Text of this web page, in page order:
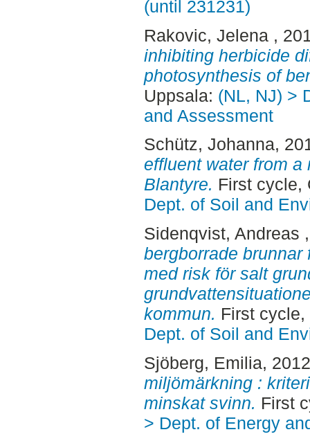
(until 231231)
Rakovic, Jelena ,
inhibiting herbicide
photosynthesis of
Uppsala: (NL, NJ) >
and Assessment
Schütz, Johanna,
effluent water from
Blantyre. First cycle,
Dept. of Soil and
Sidenqvist, Andreas
bergborrade
med risk för salt
kommun. First
Dept. of Soil and
Sjöberg, Emilia,
miljömärkning :
minskat svinn. First
> Dept. of Energy